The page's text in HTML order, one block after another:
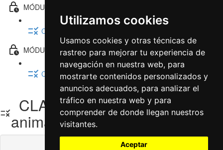
Utilizamos cookies
Usamos cookies y otras técnicas de
rastreo para mejorar tu experiencia de
navegación en nuestra web, para
mostrarte contenidos personalizados y
anuncios adecuados, para analizar el
tráfico en nuestra web y para
comprender de donde llegan nuestros
visitantes.
Aceptar
MÓDULO 7: ALERGIA A LOS ANIMALES
CLASE 11: Alergia a los animales (2:58)
MÓDULO 8: COMO SE DIAGNOSTICA LA ALERGIA
CLASE 12: Como se diagnostica la alergia (9:01)
CLASE 11: Alergia a los
animales